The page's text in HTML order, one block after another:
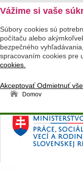
Vážime si vaše
Súbory cookies sú
počítaču alebo
bezpečného
spracovaním cookies pre
cookies.
AkceptovaťOdmietnuť
Domov
Ministerstvo
Slovenskej